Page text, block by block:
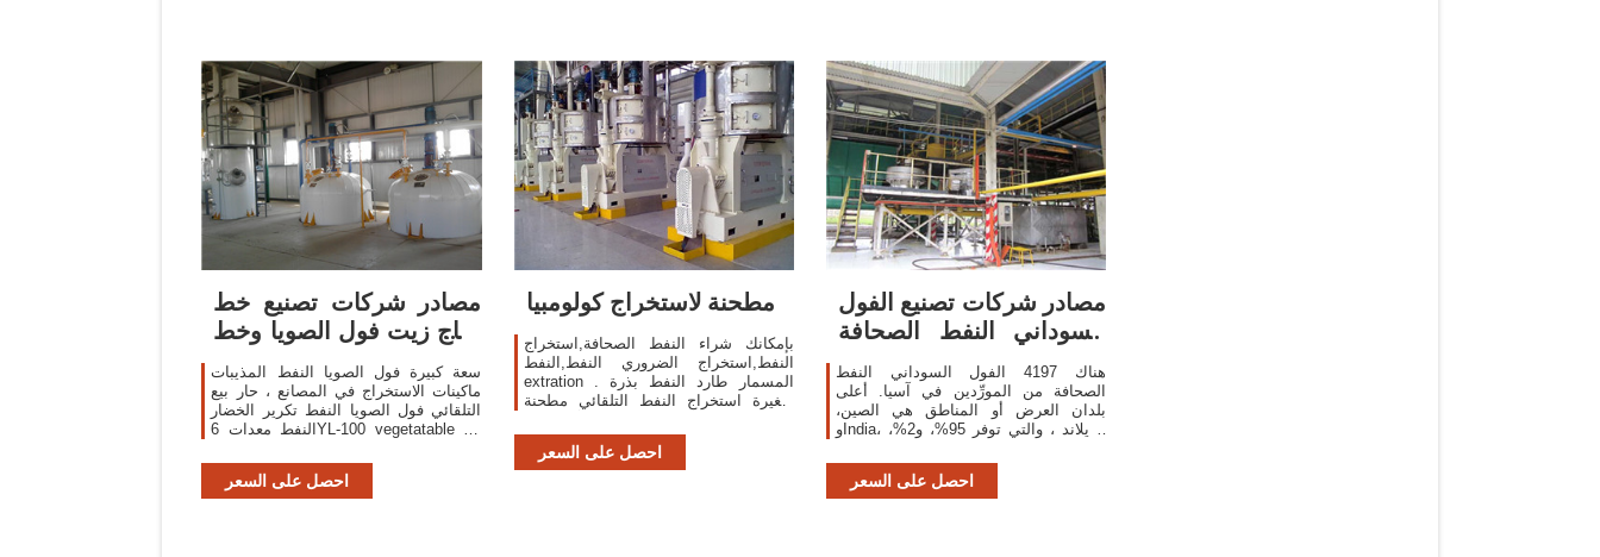
مصادر شركات تصنيع خط
إنتاج زيت فول الصويا وخط
إنتاج زيت
سعة كبيرة فول الصويا النفط المذيبات
ماكينات الاستخراج في المصانع ، حار بيع
التلقائي فول الصويا النفط تكرير الخضار
النفط معدات 6YL-100 vegetatable آلة
احصل على السعر
مطحنة لاستخراج كولومبيا
بإمكانك شراء النفط الصحافة,استخراج
النفط,استخراج الضروري النفط,النفط
extration . المسمار طارد النفط بذرة
صغيرة استخراج النفط التلقائي مطحنة
احصل على السعر
مصادر شركات تصنيع الفول
السوداني النفط الصحافة
والفول
هناك 4197 الفول السوداني النفط
الصحافة من المورِّدين في آسيا. أعلى
بلدان العرض أو المناطق هي الصين،
وIndia، وتايلاند ، والتي توفر 95%، و2%،
، على التوالي.
احصل على السعر